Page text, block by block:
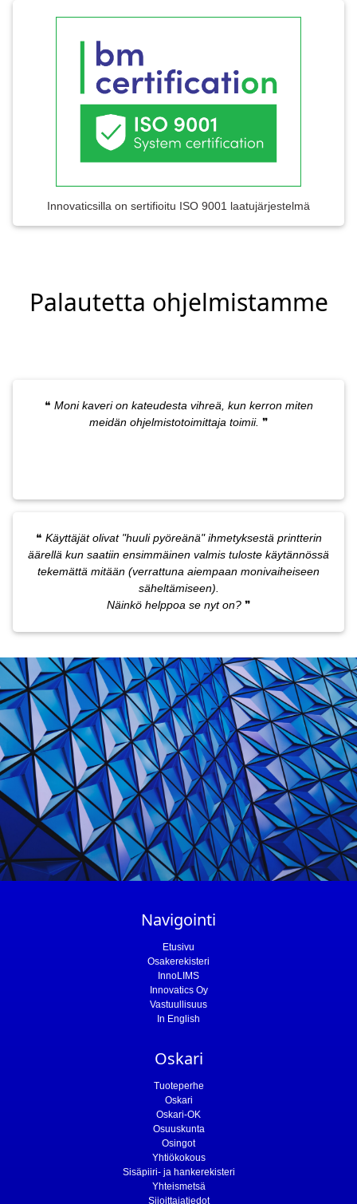
Innovaticsilla on sertifioitu ISO 9001 laatujärjestelmä
Palautetta ohjelmistamme
❝ Moni kaveri on kateudesta vihreä, kun kerron miten
meidän ohjelmistotoimittaja toimii. ❞
❝ Käyttäjät olivat "huuli pyöreänä" ihmetyksestä printterin
äärellä kun saatiin ensimmäinen valmis tuloste käytännössä
tekemättä mitään (verrattuna aiempaan monivaiheiseen
säheltämiseen).
Näinkö helppoa se nyt on?❞
Navigointi
Etusivu
Osakerekisteri
InnoLIMS
Innovatics Oy
Vastuullisuus
In English
Oskari
Tuoteperhe
Oskari
Oskari-OK
Osuuskunta
Osingot
Yhtiökokous
Sisäpiiri- ja hankerekisteri
Yhteismetsä
Sijoittajatiedot